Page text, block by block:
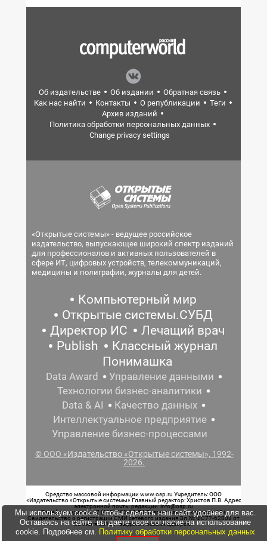
Об издательстве Об издании
Обратная связь
Как нас найти
Контакты О републикации
Теги
Архив изданий
Политика обработки персональных данных
Change privacy settings
«Открытые системы» - ведущее российское
издательство, выпускающее широкий спектр изданий
для профессионалов и активных пользователей в
сфере ИТ, цифровых устройств, телекоммуникаций,
медицины и полиграфии, журналы для детей.
Компьютерный мир
Открытые системы.СУБД
Директор ИС
Лечащий врач
Publish
Классный журнал
Понимашка
Data Award
Управление данными
Технологии бизнес-аналитики
Data & AI
Качество данных
Интеллектуальное предприятие
Управление бизнес-процессами
© ООО «Издательство «Открытые системы», 1992-
2026.
Средство массовой информации www.osp.ru Учредитель: ООО
«Издательство «Открытые системы» Главный редактор: Христов П.В. Адрес
электронной почты редакции: info@osp.ru
Телефон редакции: 7 (499) 703-18-54 Возрастная маркировка: 12+
Свидетельство о регистрации СМИ сетевого издания Эл.№ ФС77-62008 от
05 июня 2015 г. выдано Роскомнадзором.
Мы используем cookie, чтобы сделать наш сайт удобнее для вас.
Оставаясь на сайте, вы даете свое согласие на использование
cookie. Подробнее см. Политику обработки персональных данных